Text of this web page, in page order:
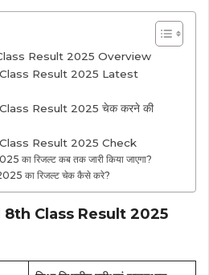
Result 2025 Overview
Result 2025 Latest
Result 2025 चेक करने की
Result 2025 Check
का रिजल्ट कब तक जारी किया जाएगा?
2025 का रिजल्ट चेक कैसे करे?
Class Result 2025